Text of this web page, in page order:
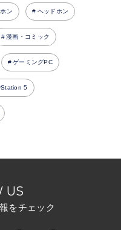
ン ヘッドホン
漫画・コミック
ゲーミングPC
5
US
をチェック